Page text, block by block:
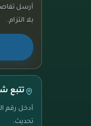
أرسل
بلا التزام.
تتبع
أدخل رقم
تحديث.